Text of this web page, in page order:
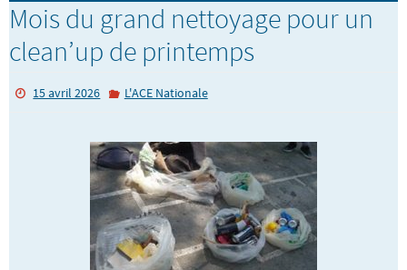
Mois du grand nettoyage pour un
clean’up de printemps
15 avril 2026 L'ACE Nationale